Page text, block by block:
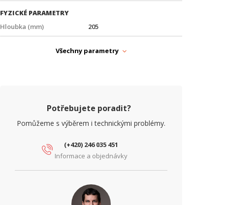
FYZICKÉ PARAMETRY
Hloubka (mm)
205
PARAMETRY ETHERNET
Počet RJ45 portů
PARAMETRY NAPÁJENÍ
DC
Všechny parametry
Potřebujete poradit?
Pomůžeme s výběrem i technickými problémy.
(+420) 246 035 451
Informace a objednávky